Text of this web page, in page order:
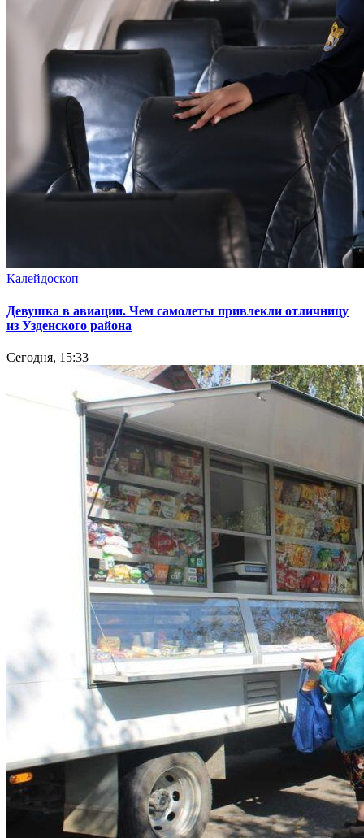
Калейдоскоп
Девушка в авиации. Чем самолеты привлекли отличницу
из Узденского района
Сегодня, 15:33